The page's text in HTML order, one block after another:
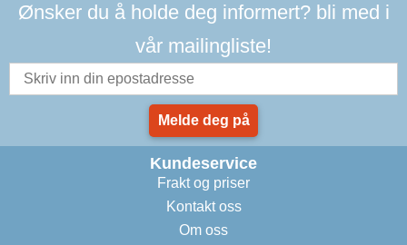
Ønsker du å holde deg informert? bli med i
vår mailingliste!
Melde deg på
Kundeservice
Frakt og priser
Kontakt oss
Om oss